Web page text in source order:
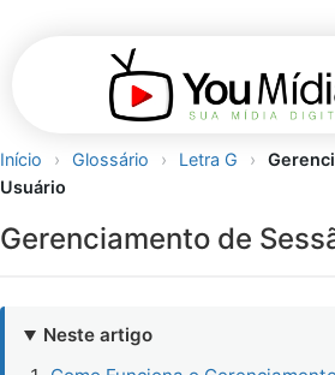
Início › Glossário › Letra G ›
Usuário
Gerenciamento de
Neste artigo